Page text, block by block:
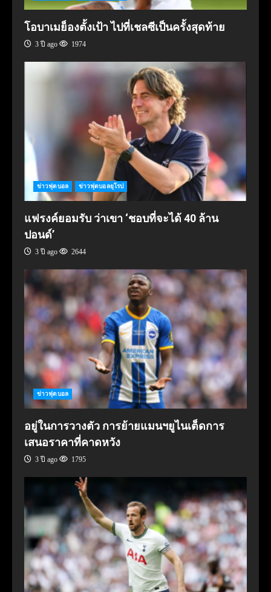
โอบาเมย็องตั้งเป้า ไปที่เชลซีเป็นครั้งสุดท้าย
3 ปี ago 1974
ข่าวฟุตบอล ข่าวฟุตบอลยุโรป
แฟรงค์ยอมรับ ว่าเขา ‘ชอบที่จะได้ 40 ล้าน
ปอนด์’
3 ปี ago 2644
ข่าวฟุตบอล
อยู่ในการวางตัว การย้ายแมนฯยูไนเต็ดการ
เสนอราคาที่คาดหวัง
3 ปี ago 1795